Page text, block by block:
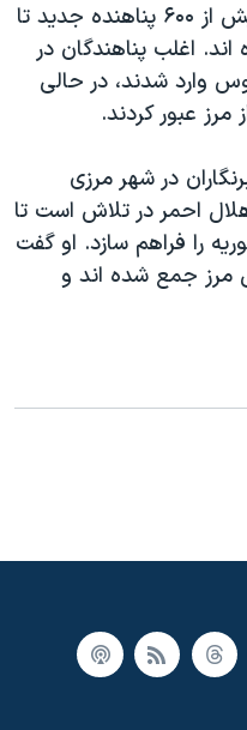
رييس هلال احمر ترکيه گفت: بيش از ۶۰۰ پناهنده جديد تا
اغلب پناهندگان در
از ۲۰ مينی بوس وارد شدند، در حالی
مرز عبور کردند.
در شهر مرزی
احمر در تلاش است تا
از سوريه را فراهم سازد. او گفت
مرز جمع شده اند و